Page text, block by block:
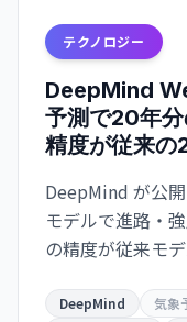
テクノロジー
DeepMind
予測で20年
精度が従来の
DeepMind が公
モデルで進路・
の精度が従来モ
た。GitHub でオ
DeepMind 気象